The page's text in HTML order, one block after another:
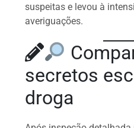
suspeitas e levou à
averiguações.
secretos
droga